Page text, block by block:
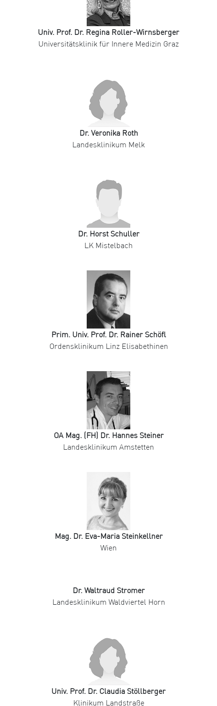
Univ. Prof. Dr. Regina Roller-Wirnsberger
Universitätsklinik für Innere Medizin Graz
Dr. Veronika Roth
Landesklinikum Melk
Dr. Horst Schuller
LK Mistelbach
Prim. Univ. Prof. Dr. Rainer Schöfl
Ordensklinikum Linz Elisabethinen
OA Mag. (FH) Dr. Hannes Steiner
Landesklinikum Amstetten
Mag. Dr. Eva-Maria Steinkellner
Wien
Dr. Waltraud Stromer
Landesklinikum Waldviertel Horn
Univ. Prof. Dr. Claudia Stöllberger
Klinikum Landstraße